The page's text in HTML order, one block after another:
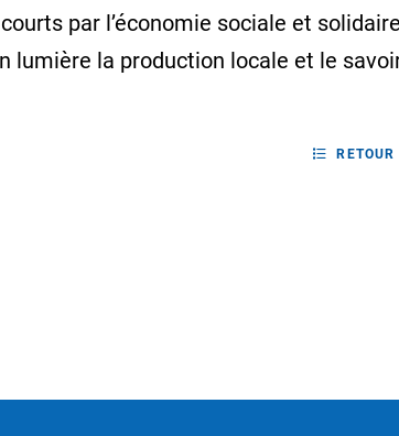
par l’économie sociale et
lumière la production locale et le